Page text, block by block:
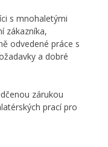
s mnohaletými
zákazníka,
odvedené práce s
a dobré
zárukou
prací pro